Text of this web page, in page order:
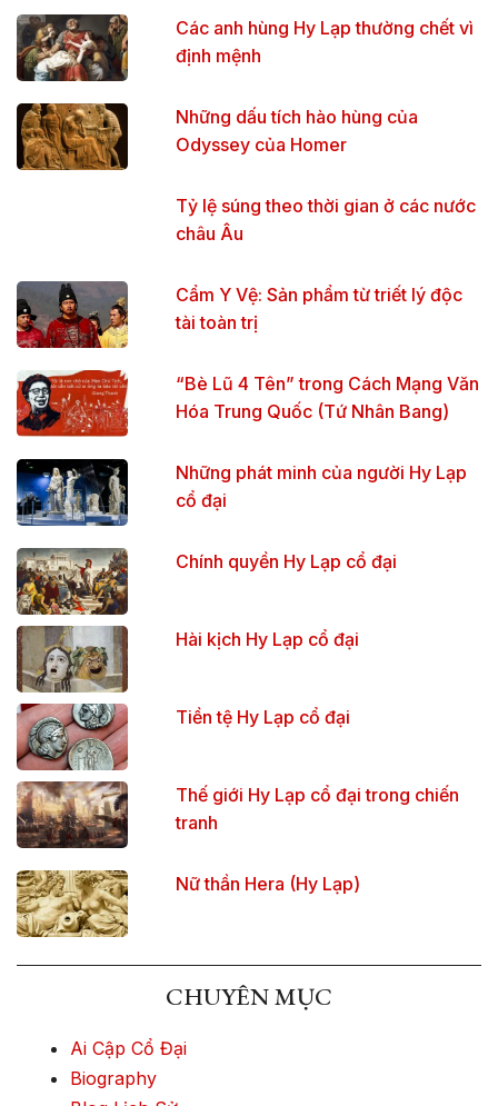
Các anh hùng Hy Lạp thường chết vì
định mệnh
Những dấu tích hào hùng của
Odyssey của Homer
Tỷ lệ súng theo thời gian ở các nước
châu Âu
Cẩm Y Vệ: Sản phẩm từ triết lý độc
tài toàn trị
“Bè Lũ 4 Tên” trong Cách Mạng Văn
Hóa Trung Quốc (Tứ Nhân Bang)
Những phát minh của người Hy Lạp
cổ đại
Chính quyền Hy Lạp cổ đại
Hài kịch Hy Lạp cổ đại
Tiền tệ Hy Lạp cổ đại
Thế giới Hy Lạp cổ đại trong chiến
tranh
Nữ thần Hera (Hy Lạp)
CHUYÊN MỤC
Ai Cập Cổ Đại
Biography